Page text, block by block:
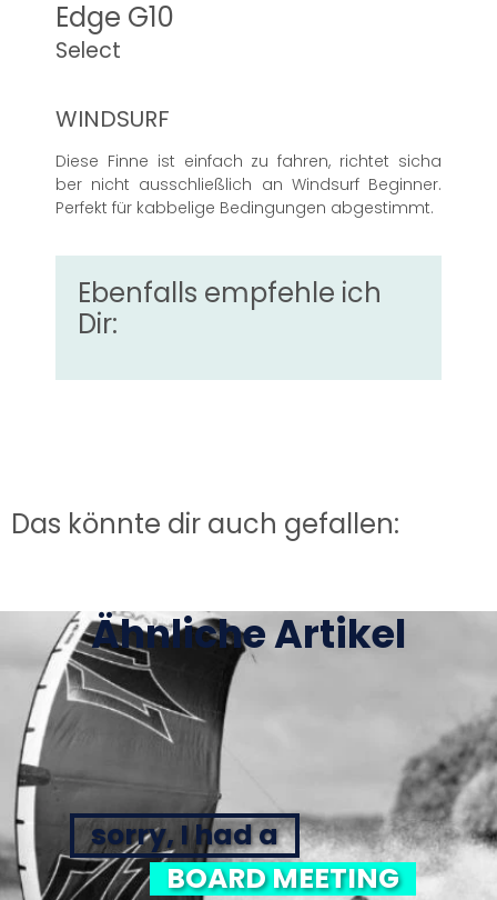
Edge G10
Select
WINDSURF
Diese Finne ist einfach zu fahren, richtet sicha
ber nicht ausschließlich an Windsurf Beginner.
Perfekt für kabbelige Bedingungen abgestimmt.
Ebenfalls empfehle ich
Dir:
Das könnte dir auch gefallen:
Ähnliche Artikel
sorry, I had a
BOARD MEETING